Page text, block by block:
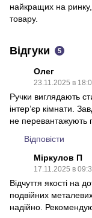
найкращих на ринку,
товару.
Відгуки 5
Олег
23.11.2025 в
Ручки виглядають
інтер’єр кімнати.
не перевантажують
Відповісти
Міркулов П
17.11.2025 в
Відчуття якості на
подвійних
надійно.